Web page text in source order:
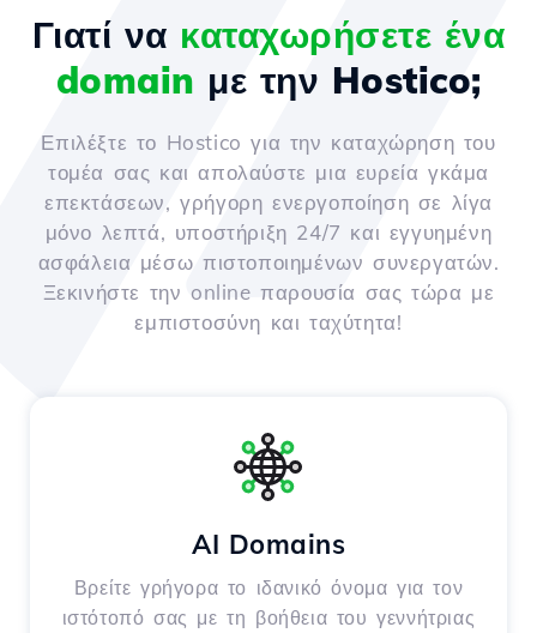
Γιατί να καταχωρήσετε ένα
domain με την Hostico;
Επιλέξτε το Hostico για την καταχώρηση του
τομέα σας και απολαύστε μια ευρεία γκάμα
επεκτάσεων, γρήγορη ενεργοποίηση σε λίγα
μόνο λεπτά, υποστήριξη 24/7 και εγγυημένη
ασφάλεια μέσω πιστοποιημένων συνεργατών.
Ξεκινήστε την online παρουσία σας τώρα με
εμπιστοσύνη και ταχύτητα!
AI Domains
Βρείτε γρήγορα το ιδανικό όνομα για τον
ιστότοπό σας με τη βοήθεια του γεννήτριας